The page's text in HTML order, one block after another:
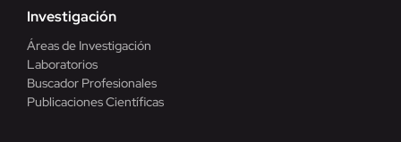
Investigación
Áreas de Investigación
Laboratorios
Buscador Profesionales
Publicaciones Científicas